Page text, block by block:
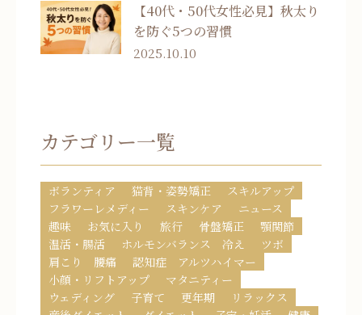
【40代・50代女性必見】秋太り
を防ぐ5つの習慣
2025.10.10
カテゴリー一覧
ボランティア 猫背・姿勢矯正
スキルアップ
フラワーレメディー
スキンケア
ニュース
趣味
お気に入り 旅行 骨盤矯正
顎関節
温活・腸活
ホルモンバランス 冷え
ツボ
肩こり 腰痛
認知症 アルツハイマー
小顔・リフトアップ
マタニティー
ウェディング
子育て 更年期
リラックス